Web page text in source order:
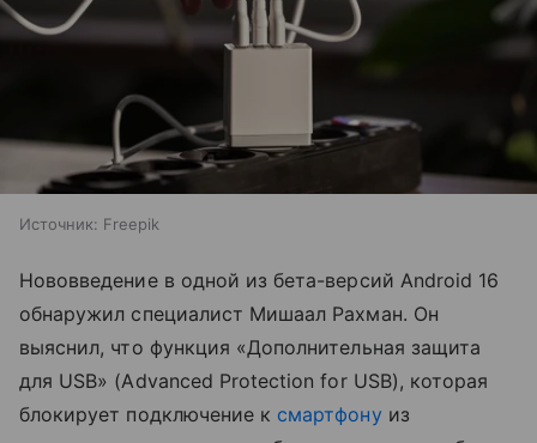
Источник: Freepik
Нововведение в одной из бета-версий Android 16
обнаружил специалист Мишаал Рахман. Он
выяснил, что функция «Дополнительная защита
для USB» (Advanced Protection for USB), которая
блокирует подключение к смартфону из